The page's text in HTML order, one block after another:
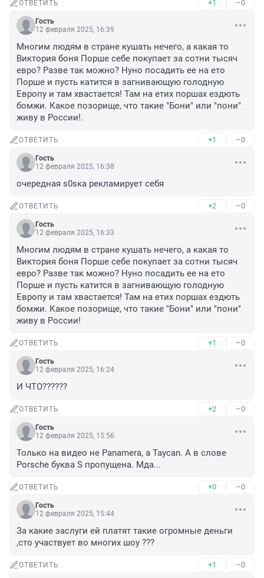
ОТВЕТИТЬ +1 –0
Гость
12 февраля 2025, 16:39
Многим людям в стране кушать нечего, а какая то
Виктория боня Порше себе покупает за сотни тысяч
евро? Разве так можно? Нуно посадить ее на ето
Порше и пусть катится в загнивающую голодную
Европу и там хвастается! Там на етих поршах ездють
бомжи. Какое позорище, что такие "Бони" или "пони"
живу в России!.
ОТВЕТИТЬ +1 –0
Гость
12 февраля 2025, 16:38
очередная s0sка рекламирует себя
ОТВЕТИТЬ +2 –0
Гость
12 февраля 2025, 16:33
Многим людям в стране кушать нечего, а какая то
Виктория боня Порше себе покупает за сотни тысяч
евро? Разве так можно? Нуно посадить ее на ето
Порше и пусть катится в загнивающую голодную
Европу и там хвастается! Там на етих поршах ездють
бомжи. Какое позорище, что такие "Бони" или "пони"
живу в России!
ОТВЕТИТЬ +1 –0
Гость
12 февраля 2025, 16:24
И ЧТО??????
ОТВЕТИТЬ +2 –0
Гость
12 февраля 2025, 15:56
Только на видео не Panamera, а Taycan. А в слове
Porsche буква S пропущена. Мда...
ОТВЕТИТЬ +0 –0
Гость
12 февраля 2025, 15:44
За какие заслуги ей платят такие огромные деньги
,сто участвует во многих шоу ???
ОТВЕТИТЬ +1 –0